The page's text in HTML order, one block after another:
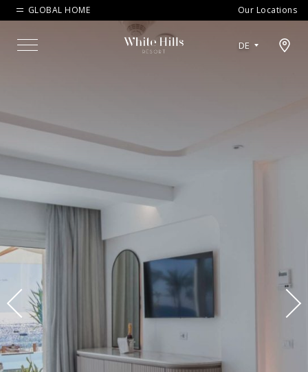
GLOBAL HOME Our Locations
Menu
DE
Open map modal